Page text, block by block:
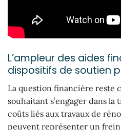
L’ampleur des aides
dispositifs de soutien
La question financière reste
souhaitant s’engager dans
coûts liés aux travaux de
peuvent représenter un